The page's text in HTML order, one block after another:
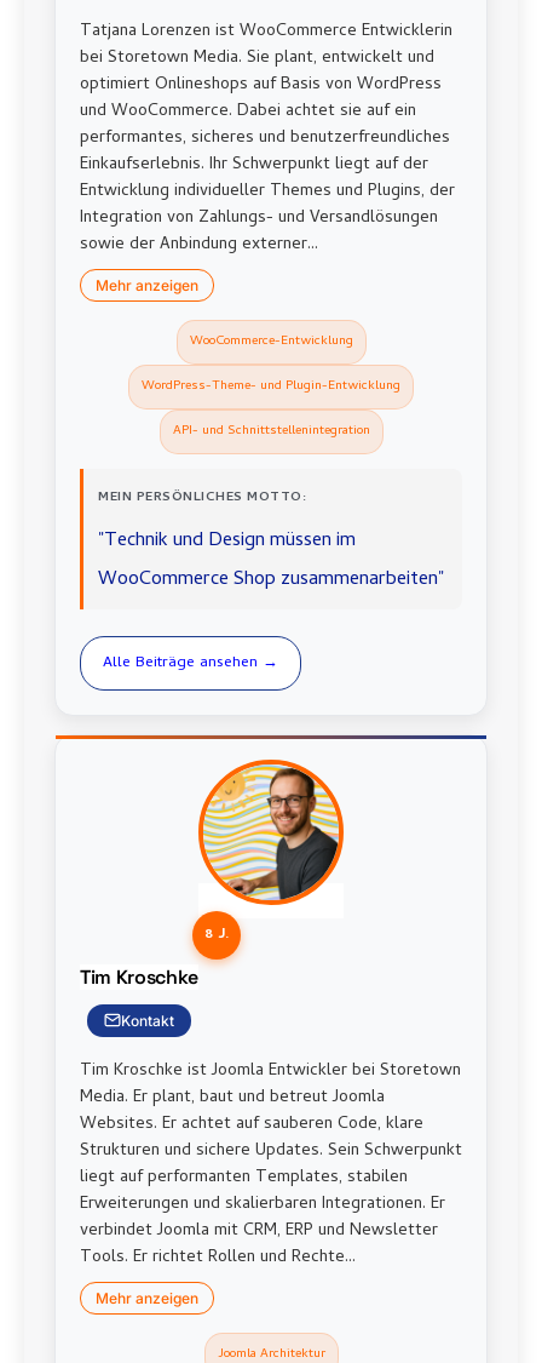
Tatjana Lorenzen ist WooCommerce Entwicklerin
bei Storetown Media. Sie plant, entwickelt und
optimiert Onlineshops auf Basis von WordPress
und WooCommerce. Dabei achtet sie auf ein
performantes, sicheres und benutzerfreundliches
Einkaufserlebnis. Ihr Schwerpunkt liegt auf der
Entwicklung individueller Themes und Plugins, der
Integration von Zahlungs- und Versandlösungen
sowie der Anbindung externer...
Mehr anzeigen
WooCommerce-Entwicklung
WordPress-Theme- und Plugin-Entwicklung
API- und Schnittstellenintegration
MEIN PERSÖNLICHES MOTTO:
"Technik und Design müssen im
WooCommerce Shop zusammenarbeiten"
Alle Beiträge ansehen →
8 J.
Tim Kroschke
Kontakt
Tim Kroschke ist Joomla Entwickler bei Storetown
Media. Er plant, baut und betreut Joomla
Websites. Er achtet auf sauberen Code, klare
Strukturen und sichere Updates. Sein Schwerpunkt
liegt auf performanten Templates, stabilen
Erweiterungen und skalierbaren Integrationen. Er
verbindet Joomla mit CRM, ERP und Newsletter
Tools. Er richtet Rollen und Rechte...
Mehr anzeigen
Joomla Architektur